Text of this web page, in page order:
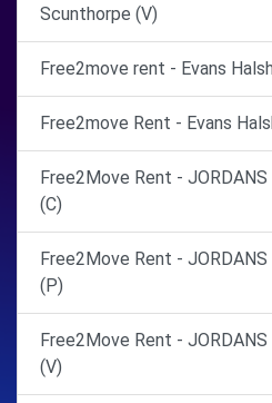
Scunthorpe (V)
Free2move rent - Evans
Free2move Rent - Evans
Free2Move Rent -
(C)
Free2Move Rent -
(P)
Free2Move Rent -
(V)